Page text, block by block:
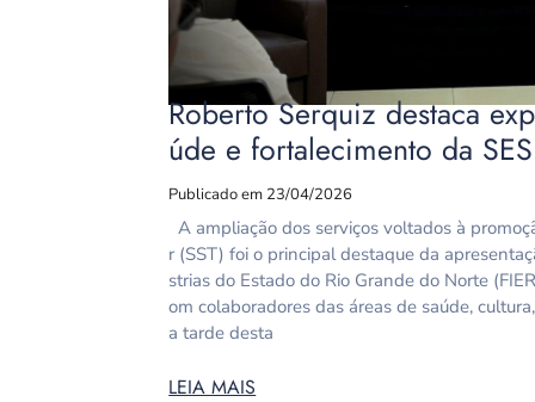
Roberto Serquiz destaca
úde e fortalecimento da
Publicado em 23/04/2026
A ampliação dos serviços voltados à
r (SST) foi o principal destaque da
strias do Estado do Rio Grande do Norte
om colaboradores das áreas de saúde,
a tarde desta
LEIA MAIS